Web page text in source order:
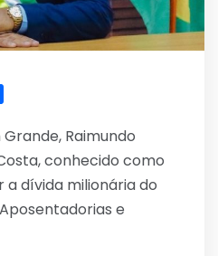
Raimundo
conhecido como
a dívida milionária do
e